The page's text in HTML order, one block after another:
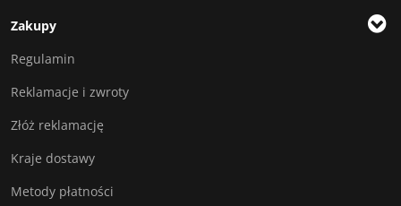
Zakupy
Regulamin
Reklamacje i zwroty
Złóż reklamację
Kraje dostawy
Metody płatności